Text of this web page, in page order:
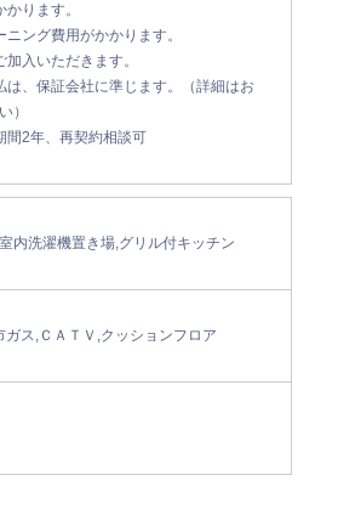
ります。
ング費用がかかります。
入いただきます。
は、保証会社に準じます。（詳細はお
）
間2年、再契約相談可
内洗濯機置き場,グリル付キッチン
ス,ＣＡＴＶ,クッションフロア